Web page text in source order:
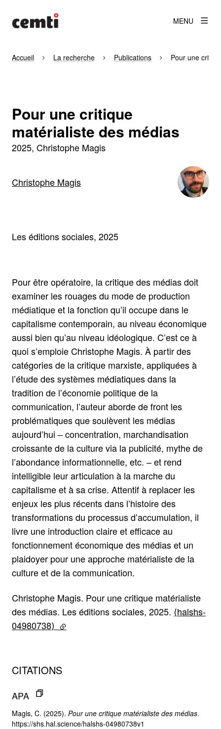
MENU
Accueil La recherche Publications Pour une
Pour une critique
matérialiste des médias
2025 Christophe Magis
Christophe Magis
Les éditions sociales, 2025
Pour être opératoire, la critique des médias doit
examiner les rouages du mode de production
médiatique et la fonction qu’il occupe dans le
capitalisme contemporain, au niveau économique
aussi bien qu’au niveau idéologique. C’est ce à
quoi s’emploie Christophe Magis. À partir des
catégories de la critique marxiste, appliquées à
l’étude des systèmes médiatiques dans la
tradition de l’économie politique de la
communication, l’auteur aborde de front les
problématiques que soulèvent les médias
aujourd’hui – concentration, marchandisation
croissante de la culture via la publicité, mythe de
l’abondance informationnelle, etc. – et rend
intelligible leur articulation à la marche du
capitalisme et à sa crise. Attentif à replacer les
enjeux les plus récents dans l’histoire des
transformations du processus d’accumulation, il
livre une introduction claire et efficace au
fonctionnement économique des médias et un
plaidoyer pour une approche matérialiste de la
culture et de la communication.
Christophe Magis. Pour une critique matérialiste
des médias. Les éditions sociales, 2025. ⟨halshs-
04980738⟩ (lien externe)
CITATIONS
APA
Magis, C. (2025). Pour une critique matérialiste des médias.
https://shs.hal.science/halshs-04980738v1